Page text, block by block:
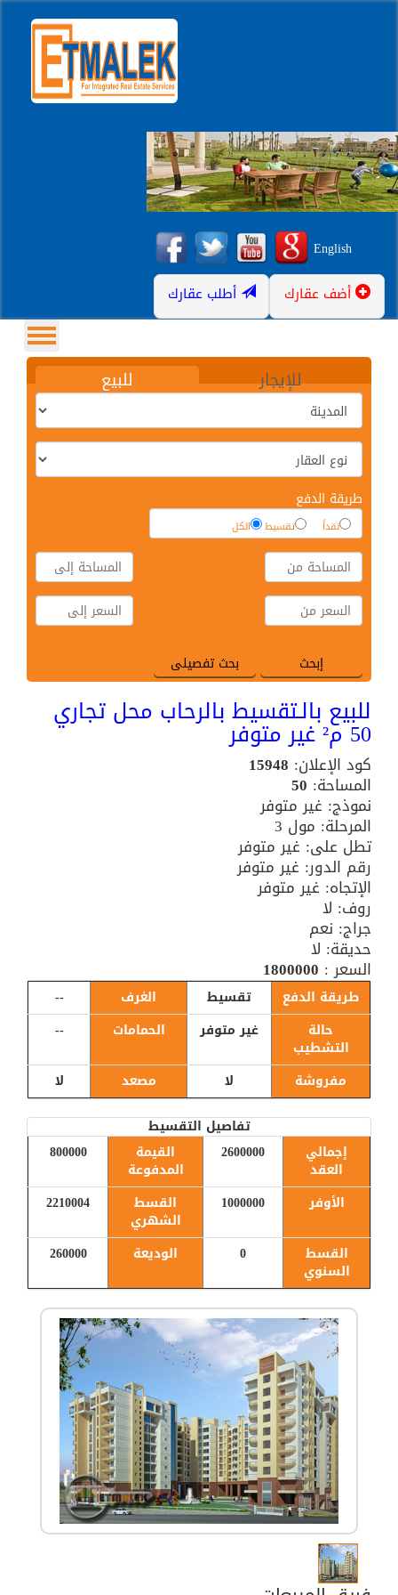
English
أضف عقارك أطلب عقارك
للبيع للإيجار
طريقة الدفع
نقداً تقسيط الكل
للبيع بالـتقسيط بالرحاب محل تجاري
50 م² غير متوفر
كود الإعلان: 15948
المساحة: 50
نموذج: غير متوفر
المرحلة: مول 3
تطل على: غير متوفر
رقم الدور: غير متوفر
الإتجاه: غير متوفر
روف: لا
جراج: نعم
حديقة: لا
السعر : 1800000
طريقة الدفع تقسيط الغرف
--
حالة
التشطيب
غير متوفر الحمامات --
مفروشة لا مصعد
لا
تفاصيل التقسيط
إجمالي
العقد
2600000 القيمة
المدفوعة
800000
الأوفر 1000000 القسط
الشهري
2210004
القسط
السنوي
0 الوديعة 260000